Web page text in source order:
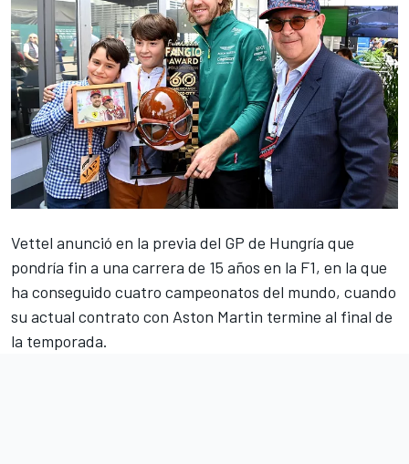
Vettel anunció en la previa del GP de Hungría que
pondría fin a una carrera de 15 años en la F1, en la que
ha conseguido cuatro campeonatos del mundo, cuando
su actual contrato con Aston Martin termine al final de
la temporada.